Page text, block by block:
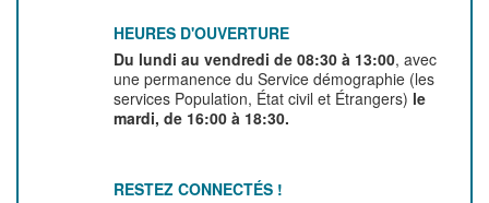
HEURES D'OUVERTURE
Du lundi au vendredi de 08:30 à 13:00, avec
une permanence du Service démographie (les
services Population, État civil et Étrangers) le
mardi, de 16:00 à 18:30.
RESTEZ CONNECTÉS !